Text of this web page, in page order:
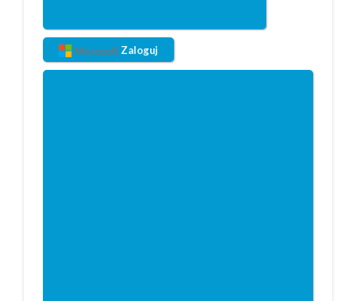
Zaloguj